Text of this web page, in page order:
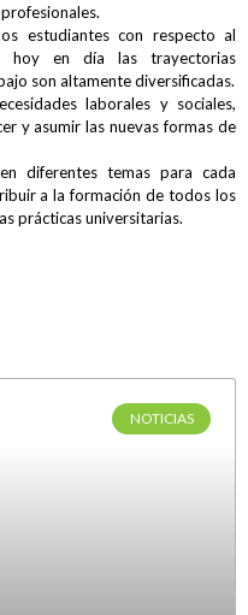
estudiantes con respecto al
hoy en día las trayectorias
son altamente diversificadas.
laborales y sociales,
y asumir las nuevas formas de
diferentes temas para cada
a la formación de todos los
prácticas universitarias.
NOTICIAS